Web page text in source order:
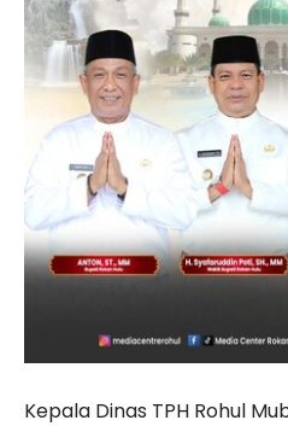
Kepala Dinas TPH Rohul